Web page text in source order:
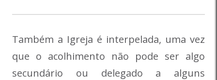
Também a Igreja é interpelada, uma vez
que o acolhimento não pode ser algo
secundário ou delegado a alguns